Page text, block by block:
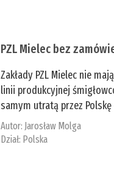
PZL Mielec bez
Zakłady PZL Mielec nie
linii produkcyjnej
samym utratą przez
Autor: Jarosław Molga
Dział: Polska